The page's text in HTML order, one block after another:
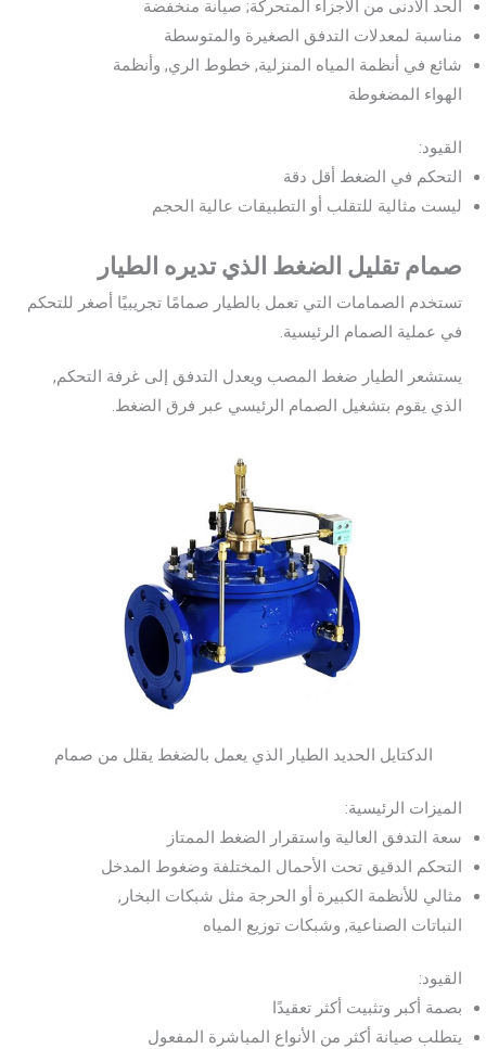
الحد الأدنى من الأجزاء المتحركة; صيانة منخفضة
مناسبة لمعدلات التدفق الصغيرة والمتوسطة
شائع في أنظمة المياه المنزلية, خطوط الري, وأنظمة
الهواء المضغوطة
القيود:
التحكم في الضغط أقل دقة
ليست مثالية للتقلب أو التطبيقات عالية الحجم
صمام تقليل الضغط الذي تديره الطيار
تستخدم الصمامات التي تعمل بالطيار صمامًا تجريبيًا أصغر للتحكم
في عملية الصمام الرئيسية.
يستشعر الطيار ضغط المصب ويعدل التدفق إلى غرفة التحكم,
الذي يقوم بتشغيل الصمام الرئيسي عبر فرق الضغط.
الدكتايل الحديد الطيار الذي يعمل بالضغط يقلل من صمام
الميزات الرئيسية:
سعة التدفق العالية واستقرار الضغط الممتاز
التحكم الدقيق تحت الأحمال المختلفة وضغوط المدخل
مثالي للأنظمة الكبيرة أو الحرجة مثل شبكات البخار,
النباتات الصناعية, وشبكات توزيع المياه
القيود:
بصمة أكبر وتثبيت أكثر تعقيدًا
يتطلب صيانة أكثر من الأنواع المباشرة المفعول